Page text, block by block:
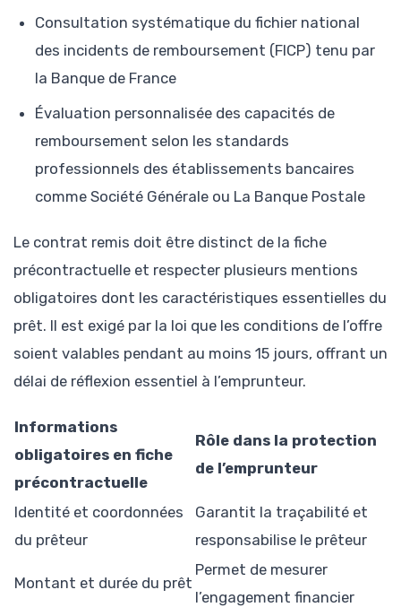
Consultation systématique du fichier national
des incidents de remboursement (FICP) tenu par
la Banque de France
Évaluation personnalisée des capacités de
remboursement selon les standards
professionnels des établissements bancaires
comme Société Générale ou La Banque Postale
Le contrat remis doit être distinct de la fiche
précontractuelle et respecter plusieurs mentions
obligatoires dont les caractéristiques essentielles du
prêt. Il est exigé par la loi que les conditions de l’offre
soient valables pendant au moins 15 jours, offrant un
délai de réflexion essentiel à l’emprunteur.
Informations
obligatoires en fiche
précontractuelle
Rôle dans la protection
de l’emprunteur
Identité et coordonnées
du prêteur
Garantit la traçabilité et
responsabilise le prêteur
Montant et durée du prêt
Permet de mesurer
l’engagement financier